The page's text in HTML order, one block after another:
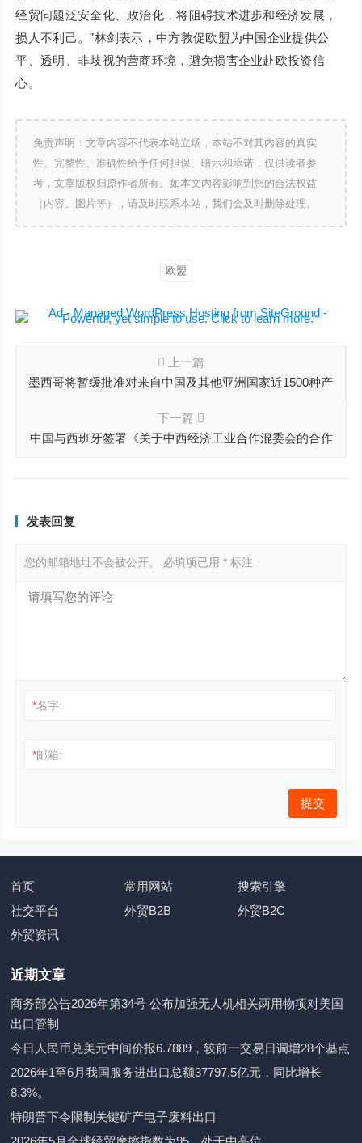
经贸问题泛安全化、政治化，将阻碍技术进步和经济发展，
损人不利己。”林剑表示，中方敦促欧盟为中国企业提供公
平、透明、非歧视的营商环境，避免损害企业赴欧投资信
心。
免责声明：文章内容不代表本站立场，本站不对其内容的真实
性、完整性、准确性给予任何担保、暗示和承诺，仅供读者参
考，文章版权归原作者所有。如本文内容影响到您的合法权益
（内容、图片等），请及时联系本站，我们会及时删除处理。
欧盟
上一篇
墨西哥将暂缓批准对来自中国及其他亚洲国家近1500种产
下一篇
中国与西班牙签署《关于中西经济工业合作混委会的合作
发表回复
您的邮箱地址不会被公开。 必填项已用* 标注
*名字:
*邮箱:
首页 常用网站
搜索引擎
社交平台
外贸B2B
外贸B2C
外贸资讯
近期文章
商务部公告2026年第34号 公布加强无人机相关两用物项对美国
出口管制
今日人民币兑美元中间价报6.7889，较前一交易日调增28个基点
2026年1至6月我国服务进出口总额37797.5亿元，同比增长
8.3%。
特朗普下令限制关键矿产电子废料出口